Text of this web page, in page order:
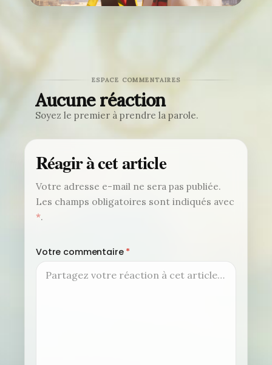
ESPACE COMMENTAIRES
Aucune réaction
Soyez le premier à prendre la parole.
Réagir à cet article
Votre adresse e-mail ne sera pas publiée.
Les champs obligatoires sont indiqués avec
*.
Votre commentaire *